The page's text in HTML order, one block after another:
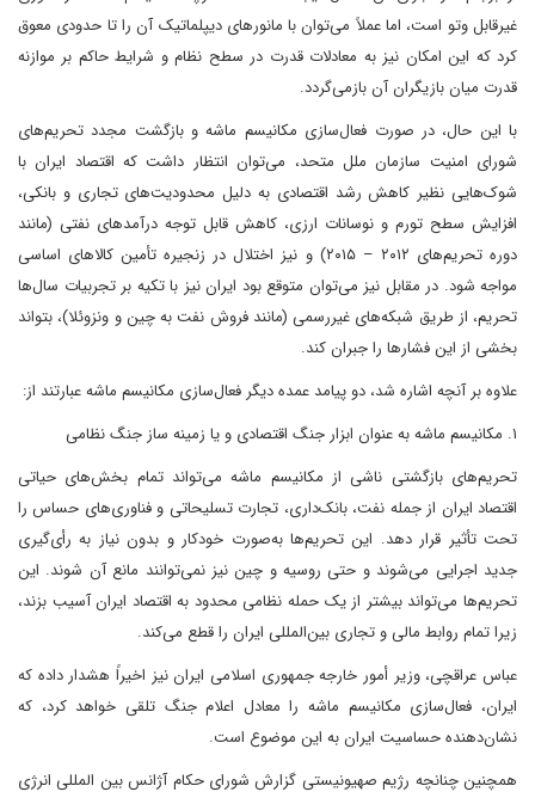
غیرقابل وتو است، اما عملاً می‌توان با مانورهای دیپلماتیک آن را تا حدودی معوق
کرد که این امکان نیز به معادلات قدرت در سطح نظام و شرایط حاکم بر موازنه
قدرت میان بازیگران آن بازمی‌گردد.
با این حال، در صورت فعال‌سازی مکانیسم ماشه و بازگشت مجدد تحریم‌های
شورای امنیت سازمان ملل متحد، می‌توان انتظار داشت که اقتصاد ایران با
شوک‌هایی نظیر کاهش رشد اقتصادی به دلیل محدودیت‌های تجاری و بانکی،
افزایش سطح تورم و نوسانات ارزی، کاهش قابل توجه درآمدهای نفتی (مانند
دوره تحریم‌های ۲۰۱۲ – ۲۰۱۵) و نیز اختلال در زنجیره تأمین کالاهای اساسی
مواجه شود. در مقابل نیز می‌توان متوقع بود ایران نیز با تکیه بر تجربیات سال‌ها
تحریم، از طریق شبکه‌های غیررسمی (مانند فروش نفت به چین و ونزوئلا)، بتواند
بخشی از این فشارها را جبران کند.
علاوه بر آنچه اشاره شد، دو پیامد عمده دیگر فعال‌سازی مکانیسم ماشه عبارتند از:
۱. مکانیسم ماشه به عنوان ابزار جنگ اقتصادی و یا زمینه ساز جنگ نظامی
تحریم‌های بازگشتی ناشی از مکانیسم ماشه می‌تواند تمام بخش‌های حیاتی
اقتصاد ایران از جمله نفت، بانک‌داری، تجارت تسلیحاتی و فناوری‌های حساس را
تحت تأثیر قرار دهد. این تحریم‌ها به‌صورت خودکار و بدون نیاز به رأی‌گیری
جدید اجرایی می‌شوند و حتی روسیه و چین نیز نمی‌توانند مانع آن شوند. این
تحریم‌ها می‌تواند بیشتر از یک حمله نظامی محدود به اقتصاد ایران آسیب بزند،
زیرا تمام روابط مالی و تجاری بین‌المللی ایران را قطع می‌کند.
عباس عراقچی، وزیر أمور خارجه جمهوری اسلامی ایران نیز اخیراً هشدار داده که
ایران، فعال‌سازی مکانیسم ماشه را معادل اعلام جنگ تلقی خواهد کرد، که
نشان‌دهنده حساسیت ایران به این موضوع است.
همچنین چنانچه رژیم صهیونیستی گزارش شورای حکام آژانس بین المللی انرژی